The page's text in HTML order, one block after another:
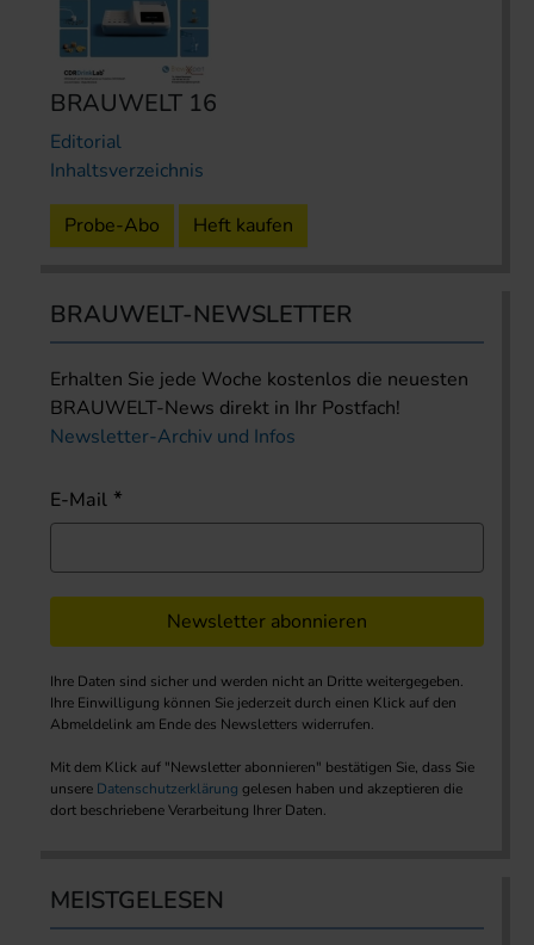
BRAUWELT 16
Editorial
Inhaltsverzeichnis
Probe-Abo Heft kaufen
BRAUWELT-NEWSLETTER
Erhalten Sie jede Woche kostenlos die neuesten
BRAUWELT-News direkt in Ihr Postfach!
Newsletter-Archiv und Infos
E-Mail
Newsletter abonnieren
Ihre Daten sind sicher und werden nicht an Dritte weitergegeben.
Ihre Einwilligung können Sie jederzeit durch einen Klick auf den
Abmeldelink am Ende des Newsletters widerrufen.
Mit dem Klick auf "Newsletter abonnieren" bestätigen Sie, dass Sie
unsere Datenschutzerklärung gelesen haben und akzeptieren die
dort beschriebene Verarbeitung Ihrer Daten.
MEISTGELESEN